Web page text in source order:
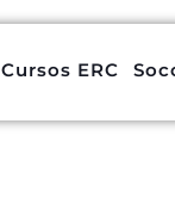
Cursos ERC